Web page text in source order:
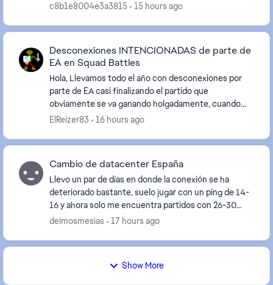
c8b1e8004e3a3815
15 hours ago
Desconexiones INTENCIONADAS de parte de
EA en Squad Battles
Hola, Llevamos todo el año con desconexiones por
parte de EA casi finalizando el partido que
obviamente se va ganando holgadamente, cuando
llega el minuto 78/85 misteriosamente EA te tira
ElReizer83 16 hours ago
Cambio de datacenter España
Llevo un par de días en donde la conexión se ha
deteriorado bastante, suelo jugar con un ping de 14-
16 y ahora solo me encuentra partidos con 26-30
ping, he comprobado mi conexión en otros juegos y
deimosmesias 17 hours ago
Show More